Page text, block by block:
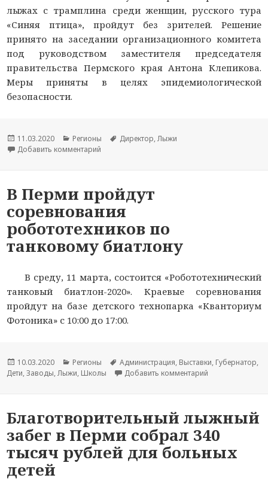
лыжах с трамплина среди женщин, русского тура
«Синяя птица», пройдут без зрителей. Решение
принято на заседании организационного комитета
под руководством заместителя председателя
правительства Пермского края Антона Клепикова.
Меры приняты в целях эпидемиологической
безопасности.
Опубликовано
11.03.2020 Рубрики
Регионы Метки
Директор,Лыжи
Добавить комментарий
В Перми пройдут
соревнования
робототехников по
танковому биатлону
В среду, 11 марта, состоится «Робототехнический
танковый биатлон-2020». Краевые соревнования
пройдут на базе детского технопарка «Кванториум
Фотоника» с 10:00 до 17:00.
Опубликовано
10.03.2020 Рубрики
Регионы Метки
Администрация, Выставки, Губернатор,
Дети,Заводы,Лыжи, Школы Добавить комментарий
Благотворительный лыжный
забег в Перми собрал 340
тысяч рублей для больных
детей